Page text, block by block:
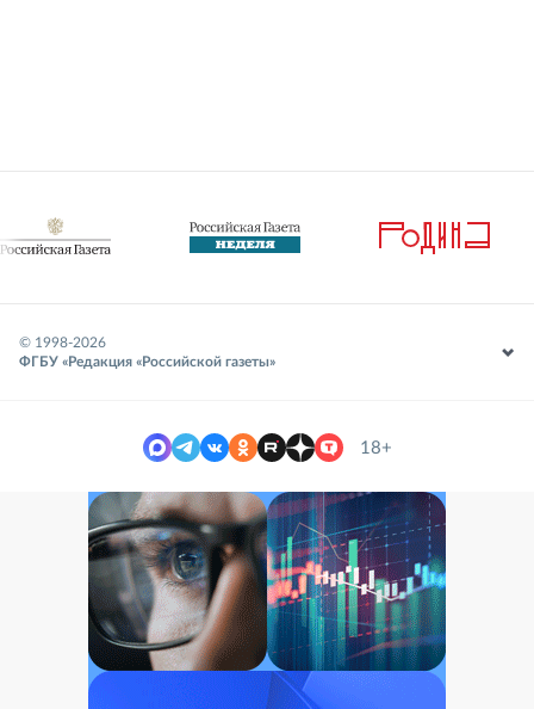
© 1998-2026
ФГБУ «Редакция «Российской газеты»
18+